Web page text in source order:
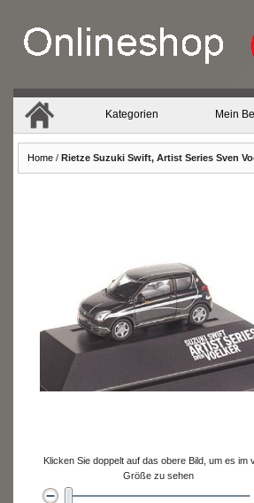
Kategorien Mein
Home / Rietze Suzuki Swift, Artist Series Sven
Klicken Sie doppelt auf das obere Bild, um es im
Größe zu sehen